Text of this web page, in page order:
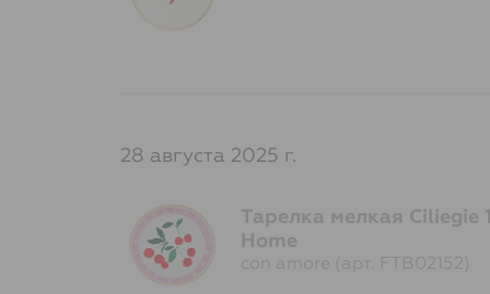
28 августа 2025 г.
Тарелка мелкая Ciliegie
Home
con amore (арт. FTB02152)